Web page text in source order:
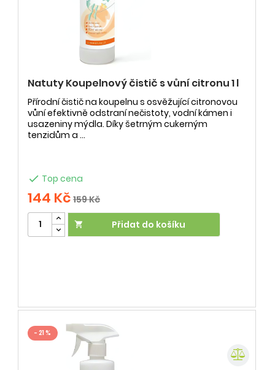
Natuty Koupelnový čistič s vůní citronu 1 l
Přírodní čistič na koupelnu s osvěžující citronovou
vůní efektivně odstraní nečistoty, vodní kámen i
usazeniny mýdla. Díky šetrným cukerným
tenzidům a ...
 Top cena
144 Kč 159 Kč
 Přidat do košíku
- 21 %